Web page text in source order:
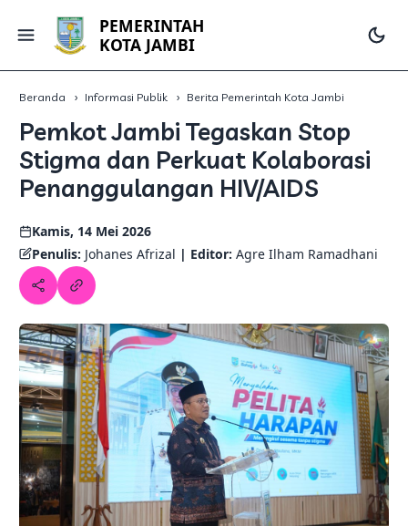
PEMERINTAH
KOTA JAMBI
Beranda Informasi Publik Berita Pemerintah Kota Jambi
Pemkot Jambi Tegaskan Stop
Stigma dan Perkuat Kolaborasi
Penanggulangan HIV/AIDS
Kamis, 14 Mei 2026
Penulis: Johanes Afrizal | Editor: Agre Ilham Ramadhani